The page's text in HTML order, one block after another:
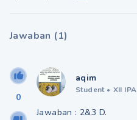
Jawaban (1)
0
aqim
Student • XII IPA
Jawaban : 2&3 D.